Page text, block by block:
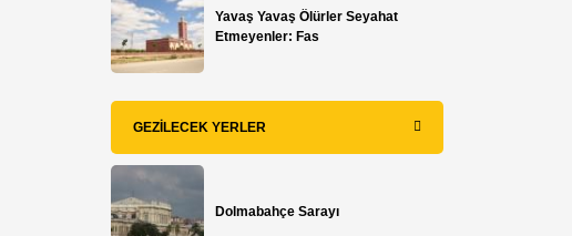
Yavaş Yavaş Ölürler Seyahat
Etmeyenler: Fas
GEZILECEK YERLER
Dolmabahçe Sarayı